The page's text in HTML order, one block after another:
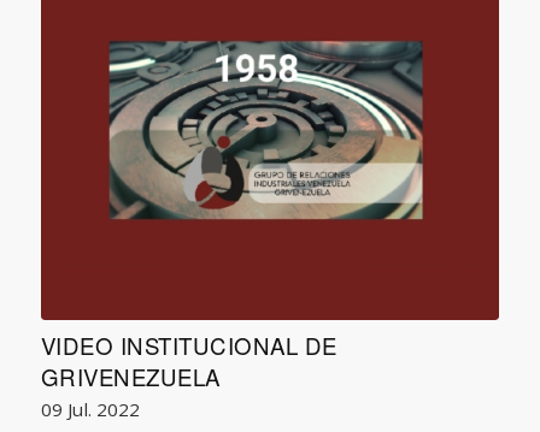
VIDEO INSTITUCIONAL DE
GRIVENEZUELA
09 Jul. 2022